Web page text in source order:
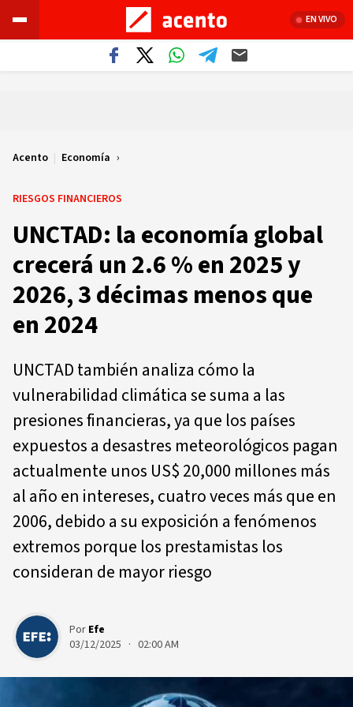
EN VIVO
Acento | Economía
RIESGOS FINANCIEROS
UNCTAD: la economía global
crecerá un 2.6 % en 2025 y
2026, 3 décimas menos que
en 2024
UNCTAD también analiza cómo la
vulnerabilidad climática se suma a las
presiones financieras, ya que los países
expuestos a desastres meteorológicos pagan
actualmente unos US$ 20,000 millones más
al año en intereses, cuatro veces más que en
2006, debido a su exposición a fenómenos
extremos porque los prestamistas los
consideran de mayor riesgo
Por Efe
03/12/2025 · 02:00 AM